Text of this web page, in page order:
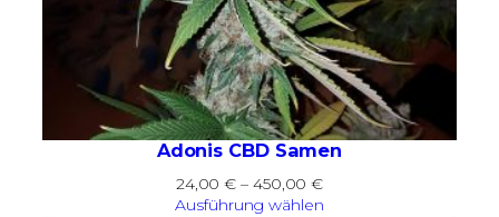
Adonis CBD Samen
24,00€ – 450,00€Preisspanne:
24,00 €
Ausführung wählen